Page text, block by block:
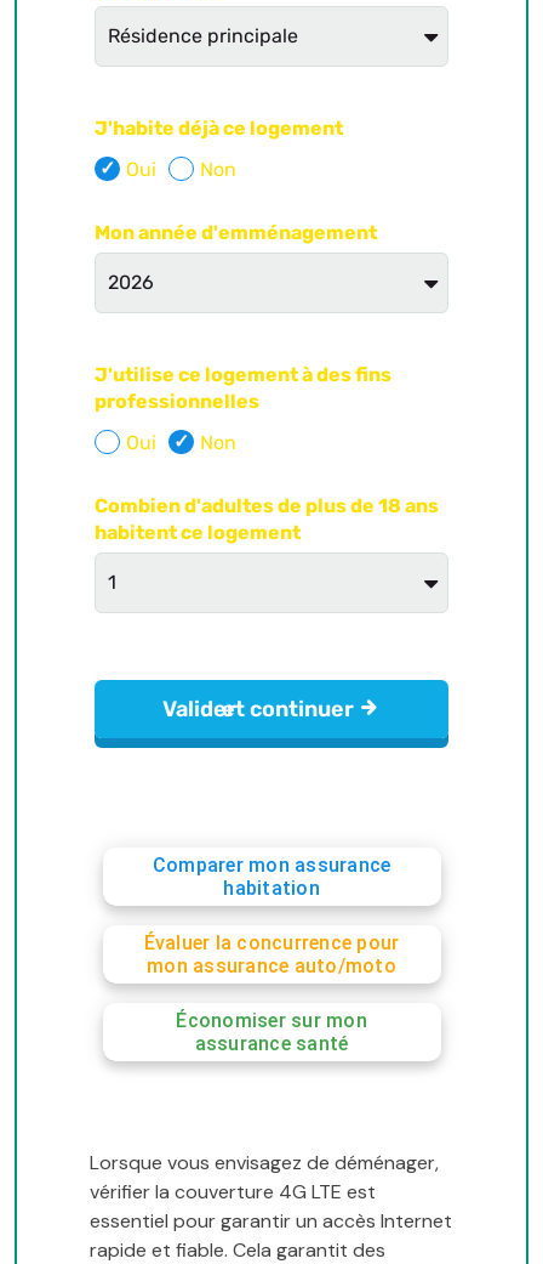
Comparer mon assurance
habitation
Évaluer la concurrence pour
mon assurance auto/moto
Économiser sur mon
assurance santé
Lorsque vous envisagez de déménager,
vérifier la couverture 4G LTE est
essentiel pour garantir un accès Internet
rapide et fiable. Cela garantit des